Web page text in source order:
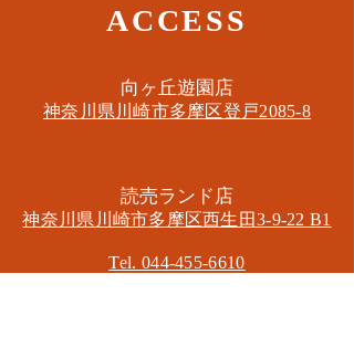
ACCESS
​向ヶ丘遊園店
神奈川県川崎市多摩区​登戸2085-8
​読売ランド店
神奈川県川崎市多摩区​西生田3-9-22 B1
Tel. 044-455-6610